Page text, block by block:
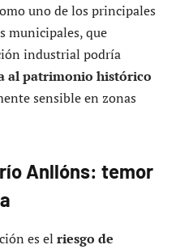
uno de los principales
municipales, que
industrial podría
al patrimonio histórico
sensible en zonas
Anllóns: temor
es el riesgo de